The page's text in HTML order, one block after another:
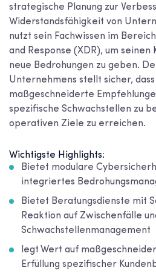
strategische Planung zur
Widerstandsfähigkeit von
nutzt sein Fachwissen im
and Response (XDR), um seinen
neue Bedrohungen zu geben.
Unternehmens stellt sicher,
maßgeschneiderte
spezifische Schwachstellen zu
operativen Ziele zu erreichen.
Wichtigste Highlights:
Bietet modulare
integriertes
Bietet Beratungsdienste mit
Reaktion auf Zwischenfälle
Schwachstellenmanagement
legt Wert auf
Erfüllung spezifischer